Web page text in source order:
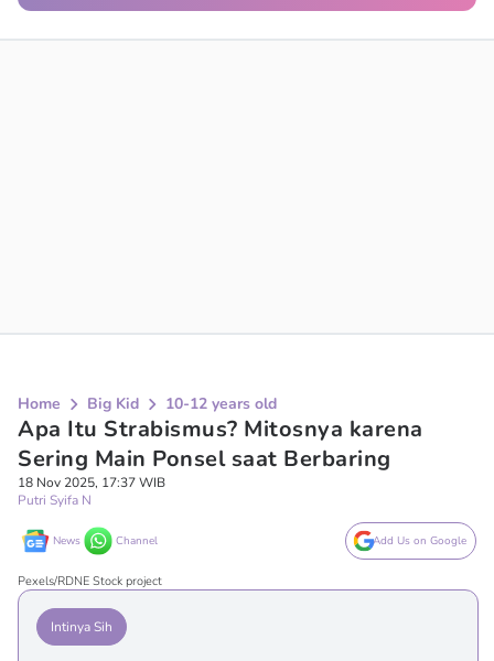
Home Big Kid 10-12 years old
Apa Itu Strabismus? Mitosnya karena
Sering Main Ponsel saat Berbaring
18 Nov 2025, 17:37 WIB
Putri Syifa N
News Channel Add Us on Google
Pexels/RDNE Stock project
Intinya Sih